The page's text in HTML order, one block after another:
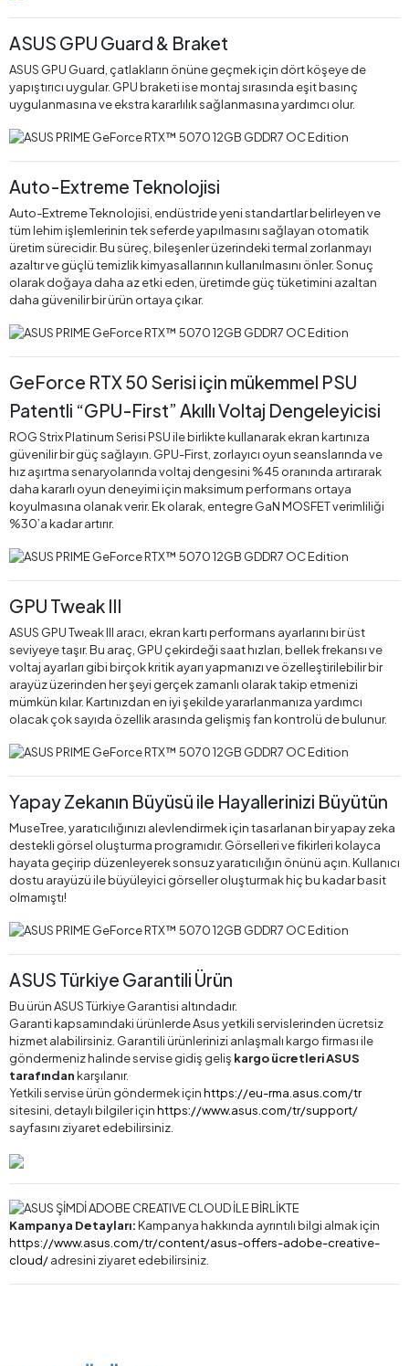
ASUS GPU Guard & Braket
ASUS GPU Guard, çatlakların önüne geçmek için dört köşeye de
yapıştırıcı uygular. GPU braketi ise montaj sırasında eşit basınç
uygulanmasına ve ekstra kararlılık sağlanmasına yardımcı olur.
Auto-Extreme Teknolojisi
Auto-Extreme Teknolojisi, endüstride yeni standartlar belirleyen ve
tüm lehim işlemlerinin tek seferde yapılmasını sağlayan otomatik
üretim sürecidir. Bu süreç, bileşenler üzerindeki termal zorlanmayı
azaltır ve güçlü temizlik kimyasallarının kullanılmasını önler. Sonuç
olarak doğaya daha az etki eden, üretimde güç tüketimini azaltan
daha güvenilir bir ürün ortaya çıkar.
GeForce RTX 50 Serisi için mükemmel PSU
Patentli “GPU-First” Akıllı Voltaj Dengeleyicisi
ROG Strix Platinum Serisi PSU ile birlikte kullanarak ekran kartınıza
güvenilir bir güç sağlayın. GPU-First, zorlayıcı oyun seanslarında ve
hız aşırtma senaryolarında voltaj dengesini %45 oranında artırarak
daha kararlı oyun deneyimi için maksimum performans ortaya
koyulmasına olanak verir. Ek olarak, entegre GaN MOSFET verimliliği
%30’a kadar artırır.
GPU Tweak III
ASUS GPU Tweak III aracı, ekran kartı performans ayarlarını bir üst
seviyeye taşır. Bu araç, GPU çekirdeği saat hızları, bellek frekansı ve
voltaj ayarları gibi birçok kritik ayarı yapmanızı ve özelleştirilebilir bir
arayüz üzerinden her şeyi gerçek zamanlı olarak takip etmenizi
mümkün kılar. Kartınızdan en iyi şekilde yararlanmanıza yardımcı
olacak çok sayıda özellik arasında gelişmiş fan kontrolü de bulunur.
Yapay Zekanın Büyüsü ile Hayallerinizi Büyütün
MuseTree, yaratıcılığınızı alevlendirmek için tasarlanan bir yapay zeka
destekli görsel oluşturma programıdır. Görselleri ve fikirleri kolayca
hayata geçirip düzenleyerek sonsuz yaratıcılığın önünü açın. Kullanıcı
dostu arayüzü ile büyüleyici görseller oluşturmak hiç bu kadar basit
olmamıştı!
ASUS Türkiye Garantili Ürün
Bu ürün ASUS Türkiye Garantisi altındadır.
Garanti kapsamındaki ürünlerde Asus yetkili servislerinden ücretsiz
hizmet alabilirsiniz. Garantili ürünlerinizi anlaşmalı kargo firması ile
göndermeniz halinde servise gidiş geliş kargo ücretleri ASUS
tarafındankarşılanır.
Yetkili servise ürün göndermek içinhttps://eu-rma.asus.com/tr
sitesini, detaylı bilgiler içinhttps://www.asus.com/tr/support/
sayfasını ziyaret edebilirsiniz.
Kampanya Detayları:Kampanya hakkında ayrıntılı bilgi almak için
https://www.asus.com/tr/content/asus-offers-adobe-creative-
cloud/adresini ziyaret edebilirsiniz.